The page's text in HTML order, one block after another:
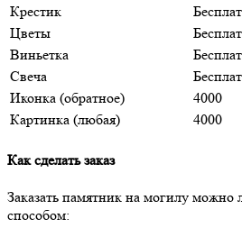
Крестик
Цветы
Виньетка
Свеча
Иконка (обратное)
4000
Картинка (любая)
4000
Как сделать заказ
Заказать памятник на могилу
способом: